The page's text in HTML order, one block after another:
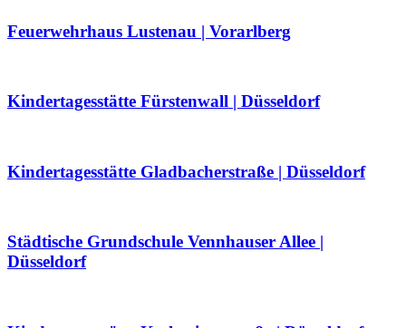
Feuerwehrhaus Lustenau | Vorarlberg
Kindertagesstätte Fürstenwall | Düsseldorf
Kindertagesstätte Gladbacherstraße | Düsseldorf
Städtische Grundschule Vennhauser Allee |
Düsseldorf